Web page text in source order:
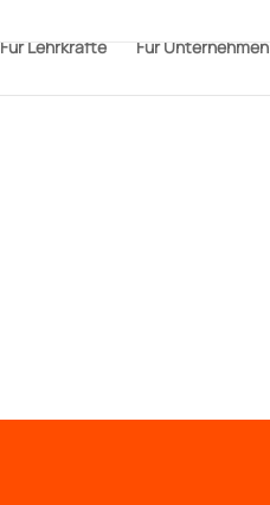
Für Lehrkräfte Für Unternehmen